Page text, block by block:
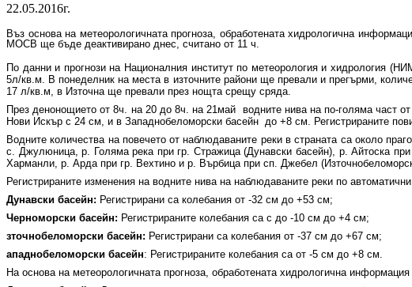
22.05.2016г.
Въз основа на метеорологичната прогноза, обработената хидрологична
МОСВ ще бъде деактивирано днес, считано от 11 ч.
По данни и прогнози на Националния институт по метеорология и
5л/кв.м. В понеделник на места в източните райони ще превали и прегърми,
17 л/кв.м, в Източна ще превали през нощта срещу сряда.
През денонощието от 8ч. на 20 до 8ч. на 21май водните нива на по-голяма част
Нови Искър с 24 см, и в Западнобеломорски басейн до +8 см. Регистрираните
Водните количества на повечето от наблюдаваните реки в страната са около
с. Джулюница, р. Голяма река при гр. Стражица (Дунавски басейн), р. Айтоска
Харманли, р. Арда при гр. Вехтино и р. Върбица при сп. Джебел
Регистрираните изменения на водните нива на наблюдаваните реки по
Дунавски басейн: Регистрирани са колебания от -32 см до +53 см;
Черноморски басейн: Регистрираните колебания са с до -10 см до +4 см;
зточнобеломорски басейн: Регистрирани са колебания от -37 см до +67 см;
ападнобеломорски басейн: Регистрираните колебания са от -5 см до +8 см.
На основа на метеорологичната прогноза, обработената хидрологична